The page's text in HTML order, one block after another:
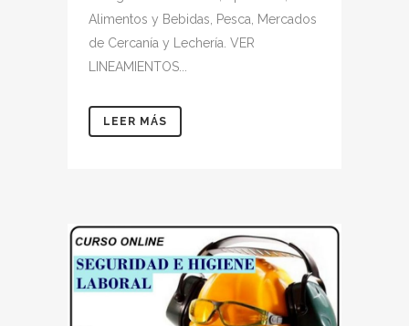
Alimentos y Bebidas, Pesca, Mercados
de Cercanía y Lechería. VER
LINEAMIENTOS...
LEER MÁS